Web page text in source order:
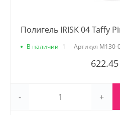
Полигель IRISK 04 Taffy
В наличии 1 Артикул М130-
- +